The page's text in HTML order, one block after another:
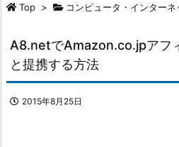
Top > コンピュータ・インターネ
A8.netでAmazon.co.jpアフ
と提携する方法
2015年8月25日